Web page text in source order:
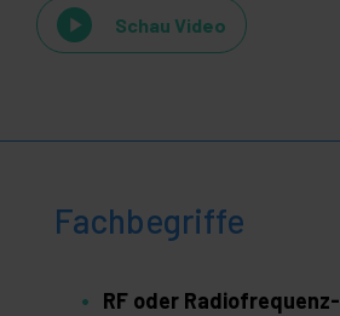
Schau Video
Fachbegriffe
RF oder Radiofrequenz-